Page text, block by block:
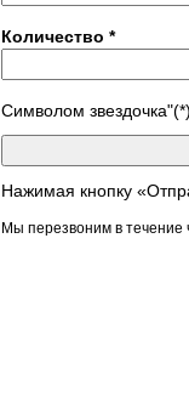
Количество *
Символом
Нажимая кнопку
Мы перезвоним в течение